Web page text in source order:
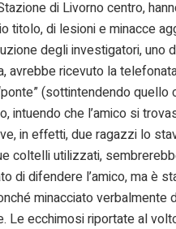
di Livorno centro,
titolo, di lesioni e minacce
degli investigatori, uno
avrebbe ricevuto la
(sottintendendo
intuendo che l’amico si
in effetti, due ragazzi lo
coltelli utilizzati,
di difendere l’amico, ma è
minacciato
Le ecchimosi riportate al